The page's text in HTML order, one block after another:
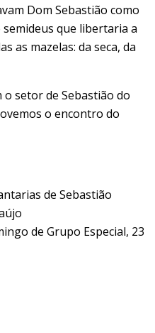
Dom Sebastião como
que libertaria a
as mazelas: da seca, da
o setor de Sebastião do
o encontro do
de Sebastião
de Grupo Especial, 23